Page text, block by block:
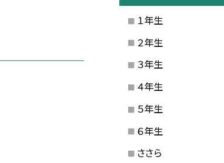
１年生
２年生
３年生
４年生
５年生
６年生
ささら